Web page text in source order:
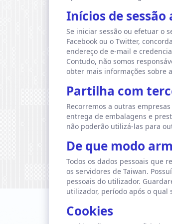
Inícios de
Se iniciar sessão ou efetuar o
Facebook ou o Twitter,
endereço de e-mail e
Contudo, não somos
obter mais informações sobre
Partilha com
Recorremos a outras
entrega de embalagens e
não poderão utilizá-las para
De que modo
Todos os dados pessoais que
os servidores de Taiwan.
pessoais do utilizador.
utilizador, período após o qual
Cookies